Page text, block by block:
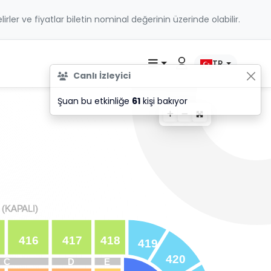
ve fiyatlar biletin nominal değerinin üzerinde olabilir.
TR
ALI)
ALI)
P
P
A
A
420
419
418
417
416
D E
C
Canlı İzleyici
Şuan bu etkinliğe 61 kişi bakıyor